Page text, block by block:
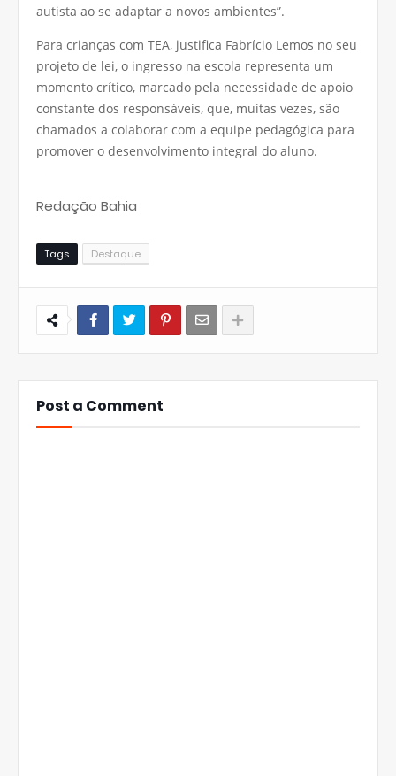
autista ao se adaptar a novos ambientes”.
Para crianças com TEA, justifica Fabrício Lemos no seu
projeto de lei, o ingresso na escola representa um
momento crítico, marcado pela necessidade de apoio
constante dos responsáveis, que, muitas vezes, são
chamados a colaborar com a equipe pedagógica para
promover o desenvolvimento integral do aluno.
Redação Bahia
Tags Destaque
Post a Comment